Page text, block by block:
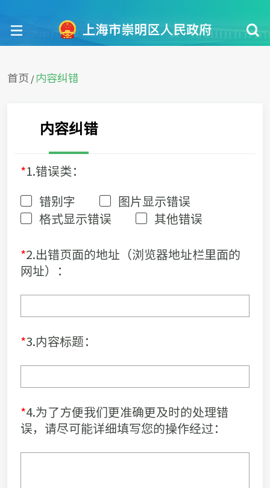
首页 / 内容纠错
内容纠错
*1.错误类：
错别字
图片显示错误
格式显示错误
其他错误
*2.出错页面的地址（浏览器地址栏里面的
网址）：
*3.内容标题：
*4.为了方便我们更准确更及时的处理错
误，请尽可能详细填写您的操作经过：